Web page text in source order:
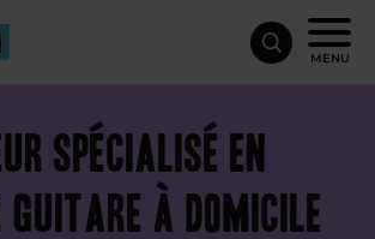
MENU
spécialisé en
guitare à domicile